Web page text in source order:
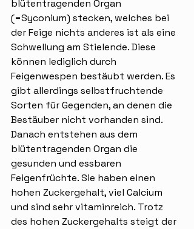
blütentragenden Organ
(=Syconium) stecken, welches bei
der Feige nichts anderes ist als eine
Schwellung am Stielende. Diese
können lediglich durch
Feigenwespen bestäubt werden. Es
gibt allerdings selbstfruchtende
Sorten für Gegenden, an denen die
Bestäuber nicht vorhanden sind.
Danach entstehen aus dem
blütentragenden Organ die
gesunden und essbaren
Feigenfrüchte. Sie haben einen
hohen Zuckergehalt, viel Calcium
und sind sehr vitaminreich. Trotz
des hohen Zuckergehalts steigt der